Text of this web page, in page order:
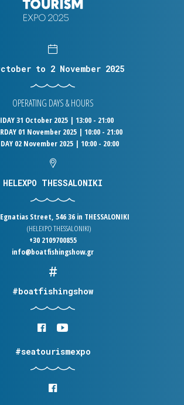
to 2 November 2025
OPERATING DAYS & HOURS
31 October 2025 | 13:00 - 21:00
01 November 2025 | 10:00 - 21:00
02 November 2025 | 10:00 - 20:00
HELEXPO THESSALONIKI
Street, 546 36 in THESSALONIKI
(HELEXPO THESSALONIKI)
+30 2109700855
info@boatfishingshow.gr
#boatfishingshow
#seatourismexpo